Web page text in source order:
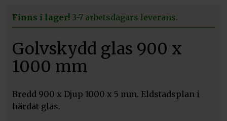
Finns i lager! 3-7 arbetsdagars leverans.
Golvskydd glas 900 x
1000 mm
Bredd 900 x Djup 1000 x 5 mm. Eldstadsplan i
härdat glas.